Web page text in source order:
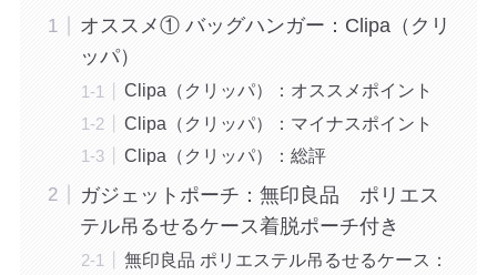
オススメ① バッグハンガー：Clipa（クリ
ッパ）
Clipa（クリッパ）：オススメポイント
Clipa（クリッパ）：マイナスポイント
Clipa（クリッパ）：総評
ガジェットポーチ：無印良品 ポリエス
テル吊るせるケース着脱ポーチ付き
無印良品 ポリエステル吊るせるケース：